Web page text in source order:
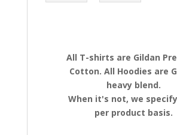
All T-shirts are Gildan
Cotton. All Hoodies are
heavy blend.
When it's not, we
per product basis.